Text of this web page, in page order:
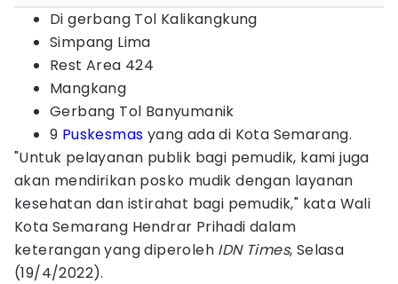
Di gerbang Tol Kalikangkung
Simpang Lima
Rest Area 424
Mangkang
Gerbang Tol Banyumanik
9 Puskesmas yang ada di Kota Semarang.
"Untuk pelayanan publik bagi pemudik, kami juga
akan mendirikan posko mudik dengan layanan
kesehatan dan istirahat bagi pemudik," kata Wali
Kota Semarang Hendrar Prihadi dalam
keterangan yang diperoleh IDN Times, Selasa
(19/4/2022).